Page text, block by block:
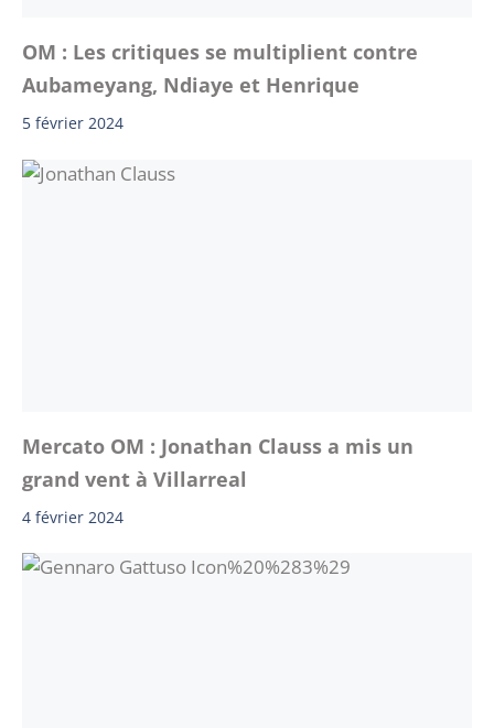
OM : Les critiques se multiplient contre
Aubameyang, Ndiaye et Henrique
5 février 2024
Mercato OM : Jonathan Clauss a mis un
grand vent à Villarreal
4 février 2024